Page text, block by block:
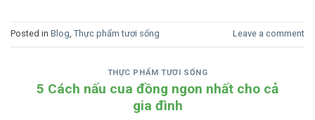
Posted in Blog, Thực phẩm tươi sống Leave a comment
THỰC PHẨM TƯƠI SỐNG
5 Cách nấu cua đồng ngon nhất cho cả
gia đình